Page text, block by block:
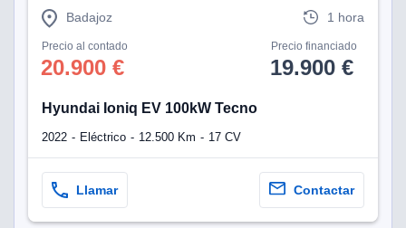
Badajoz 1 hora
Precio al contado
20.900 €
Precio financiado
19.900 €
Hyundai Ioniq EV 100kW Tecno
2022 Eléctrico 12.500 Km 17 CV
Llamar Contactar